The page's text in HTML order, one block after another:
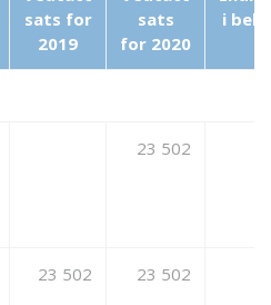
sats for
2019
sats
for 2020
i
23 502
23 502 23 502